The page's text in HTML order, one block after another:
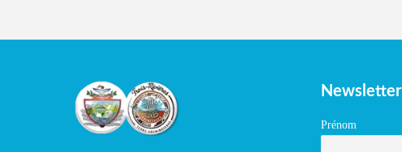
Newsletter
Prénom